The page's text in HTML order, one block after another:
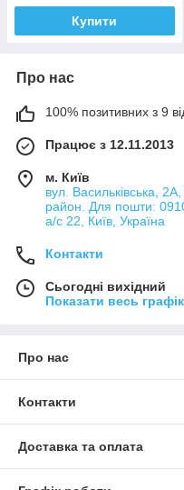
Купити
Про нас
100% позитивних з 9
Працює з 12.11.2013
м. Київ
вул. Васильківська,
район. Для пошти:
а/с 22, Київ, Україна
Контакти
Сьогодні вихідний
Показати весь
Про нас
Контакти
Доставка та оплата